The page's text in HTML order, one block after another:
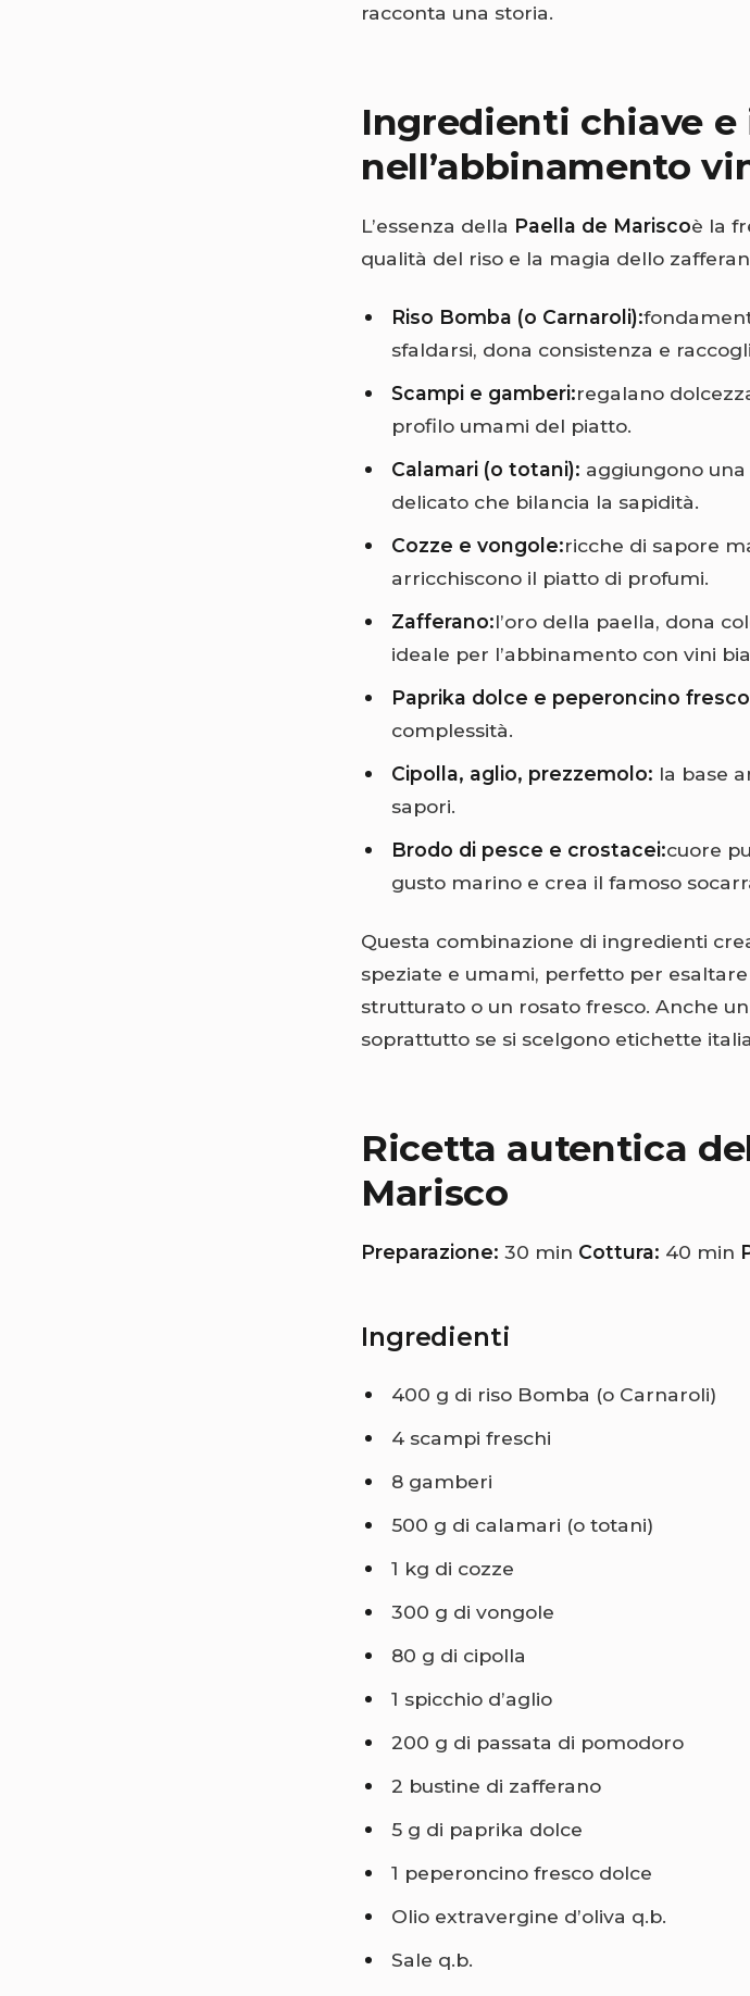
racconta una storia.
Ingredienti chiave
nell’abbinamento
L’essenza della Paella de Mariscoè la
qualità del riso e la magia dello
Riso Bomba (o Carnaroli):
sfaldarsi, dona consistenza e
Scampi e gamberi:regalano
profilo umami del piatto.
Calamari (o totani): aggiungono
delicato che bilancia la sapidità.
Cozze e vongole:ricche di sapore
arricchiscono il piatto di profumi.
Zafferano:l’oro della paella, dona
ideale per l’abbinamento con vini
Paprika dolce e peperoncino
complessità.
Cipolla, aglio, prezzemolo: la base
sapori.
Brodo di pesce e crostacei:cuore
gusto marino e crea il famoso
Questa combinazione di ingredienti
speziate e umami, perfetto per
strutturato o un rosato fresco. Anche
soprattutto se si scelgono etichette
Ricetta autentica
Marisco
Preparazione: 30 min Cottura: 40 min
Ingredienti
400 g di riso Bomba (o Carnaroli)
4 scampi freschi
8 gamberi
500 g di calamari (o totani)
1 kg di cozze
300 g di vongole
80 g di cipolla
1 spicchio d’aglio
200 g di passata di pomodoro
2 bustine di zafferano
5 g di paprika dolce
1 peperoncino fresco dolce
Olio extravergine d’oliva q.b.
Sale q.b.